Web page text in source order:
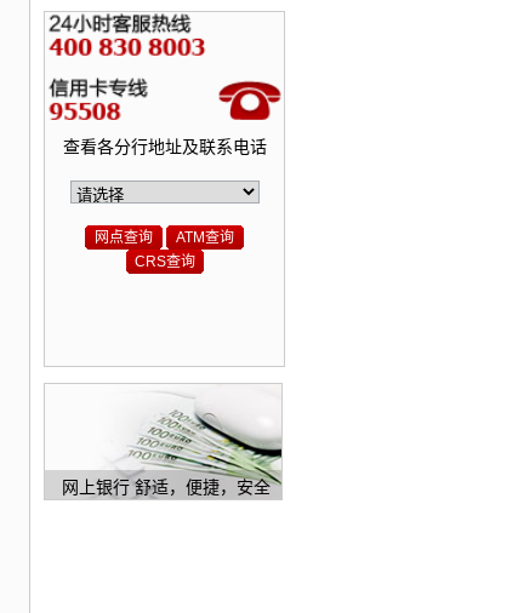
查看各分行地址及联系电话
网点查询
ATM查询
CRS查询
网上银行 舒适，便捷，安全